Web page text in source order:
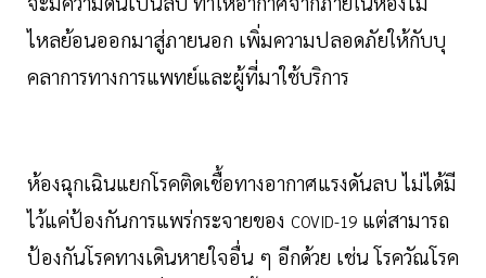
ไหลย้อนออกมาสู่ภายนอก เพิ่มความปลอดภัยให้กับบุ
คลาการทางการแพทย์และผู้ที่มาใช้บริการ
ห้องฉุกเฉินแยกโรคติดเชื้อทางอากาศแรงดันลบ ไม่ได้มี
ไว้แค่ป้องกันการแพร่กระจายของ COVID-19 แต่สามารถ
ป้องกันโรคทางเดินหายใจอื่น ๆ อีกด้วย เช่น โรควัณโรค